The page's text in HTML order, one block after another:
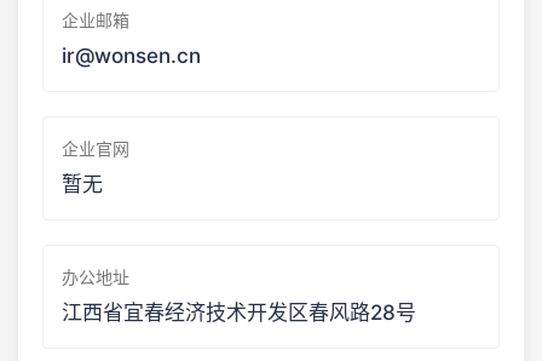
企业邮箱
ir@wonsen.cn
企业官网
暂无
办公地址
江西省宜春经济技术开发区春风路28号